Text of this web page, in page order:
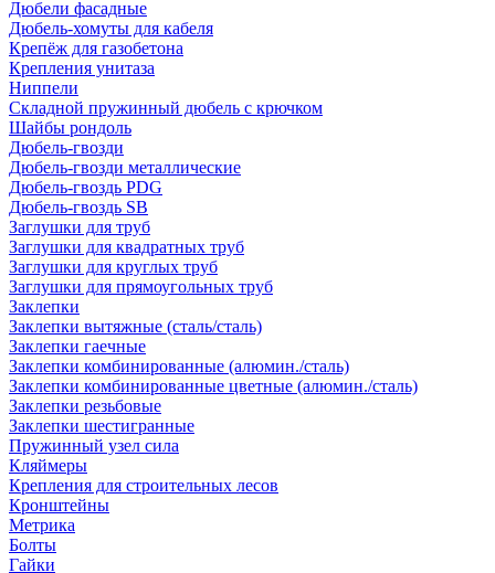
Дюбели фасадные
Дюбель-хомуты для кабеля
Крепёж для газобетона
Крепления унитаза
Ниппели
Складной пружинный дюбель с крючком
Шайбы рондоль
Дюбель-гвозди
Дюбель-гвозди металлические
Дюбель-гвоздь PDG
Дюбель-гвоздь SB
Заглушки для труб
Заглушки для квадратных труб
Заглушки для круглых труб
Заглушки для прямоугольных труб
Заклепки
Заклепки вытяжные (сталь/сталь)
Заклепки гаечные
Заклепки комбинированные (алюмин./сталь)
Заклепки комбинированные цветные (алюмин./сталь)
Заклепки резьбовые
Заклепки шестигранные
Пружинный узел сила
Кляймеры
Крепления для строительных лесов
Кронштейны
Метрика
Болты
Гайки